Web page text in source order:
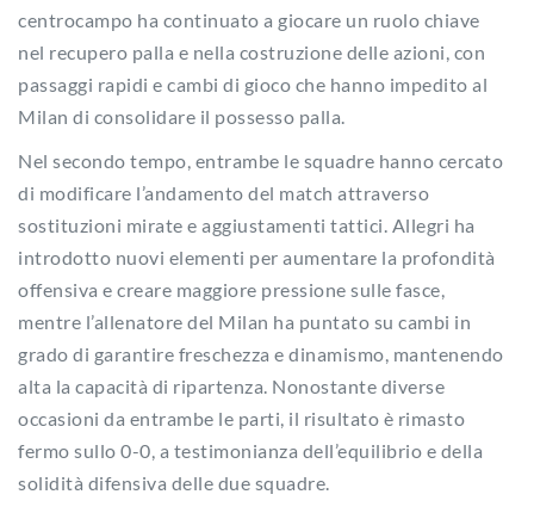
centrocampo ha continuato a giocare un ruolo chiave
nel recupero palla e nella costruzione delle azioni, con
passaggi rapidi e cambi di gioco che hanno impedito al
Milan di consolidare il possesso palla.
Nel secondo tempo, entrambe le squadre hanno cercato
di modificare l’andamento del match attraverso
sostituzioni mirate e aggiustamenti tattici. Allegri ha
introdotto nuovi elementi per aumentare la profondità
offensiva e creare maggiore pressione sulle fasce,
mentre l’allenatore del Milan ha puntato su cambi in
grado di garantire freschezza e dinamismo, mantenendo
alta la capacità di ripartenza. Nonostante diverse
occasioni da entrambe le parti, il risultato è rimasto
fermo sullo 0-0, a testimonianza dell’equilibrio e della
solidità difensiva delle due squadre.